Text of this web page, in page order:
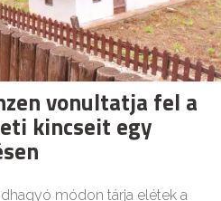
vonultatja fel a
kincseit egy
módon tárja elétek a